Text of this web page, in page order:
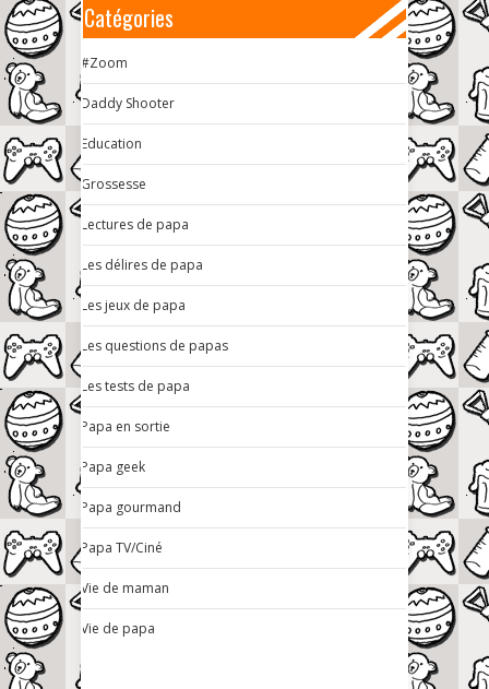
Catégories
#Zoom
Daddy Shooter
Education
Grossesse
Lectures de papa
Les délires de papa
Les jeux de papa
Les questions de papas
Les tests de papa
Papa en sortie
Papa geek
Papa gourmand
Papa TV/Ciné
Vie de maman
Vie de papa